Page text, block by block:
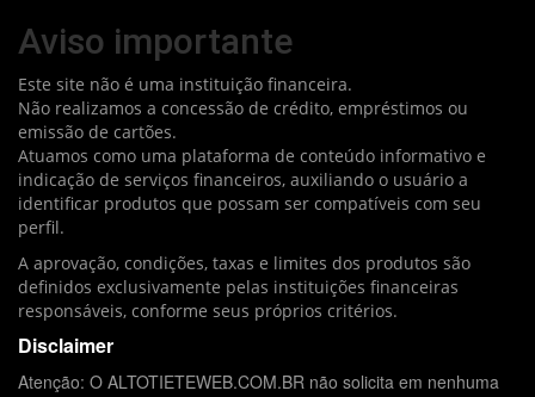
Aviso importante
Este site não é uma instituição financeira.
Não realizamos a concessão de crédito, empréstimos ou
emissão de cartões.
Atuamos como uma plataforma de conteúdo informativo e
indicação de serviços financeiros, auxiliando o usuário a
identificar produtos que possam ser compatíveis com seu
perfil.
A aprovação, condições, taxas e limites dos produtos são
definidos exclusivamente pelas instituições financeiras
responsáveis, conforme seus próprios critérios.
Disclaimer
Atenção: O ALTOTIETEWEB.COM.BR não solicita em nenhuma